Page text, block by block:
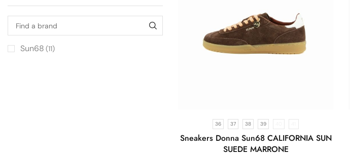
36 37 38 39
Sneakers Donna Sun68 CALIFORNIA SUN
SUEDE MARRONE
Sun68 (11)